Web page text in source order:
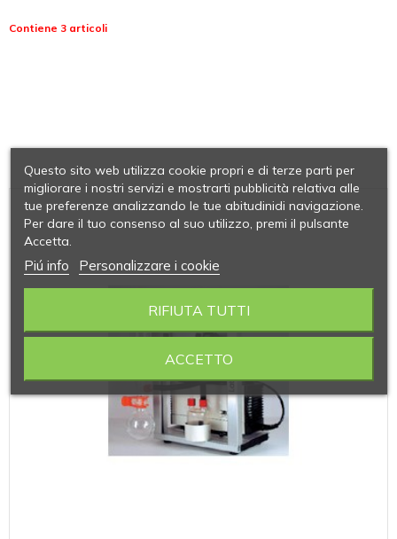
Contiene 3 articoli
Questo sito web utilizza cookie propri e di terze parti per
migliorare i nostri servizi e mostrarti pubblicità relativa alle
tue preferenze analizzando le tue abitudinidi navigazione.
Per dare il tuo consenso al suo utilizzo, premi il pulsante
Accetta.
Piú info Personalizzare i cookie
RIFIUTA TUTTI
ACCETTO